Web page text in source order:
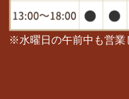
※水曜日の午前中も営業